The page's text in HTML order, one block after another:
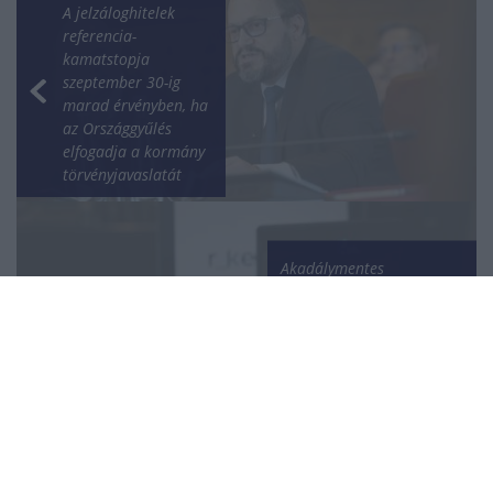
A jelzáloghitelek
referencia-
kamatstopja
szeptember 30-ig
marad érvényben, ha
az Országgyűlés
elfogadja a kormány
törvényjavaslatát
Akadálymentes